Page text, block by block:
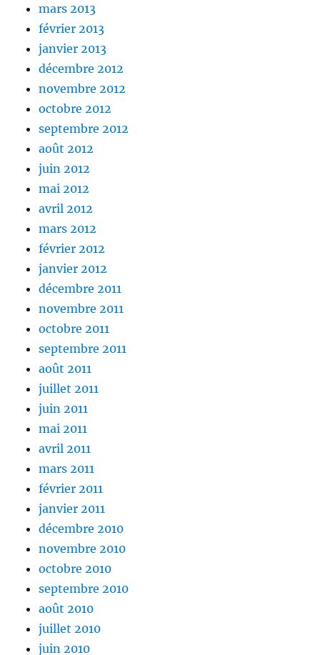
mars 2013
février 2013
janvier 2013
décembre 2012
novembre 2012
octobre 2012
septembre 2012
août 2012
juin 2012
mai 2012
avril 2012
mars 2012
février 2012
janvier 2012
décembre 2011
novembre 2011
octobre 2011
septembre 2011
août 2011
juillet 2011
juin 2011
mai 2011
avril 2011
mars 2011
février 2011
janvier 2011
décembre 2010
novembre 2010
octobre 2010
septembre 2010
août 2010
juillet 2010
juin 2010